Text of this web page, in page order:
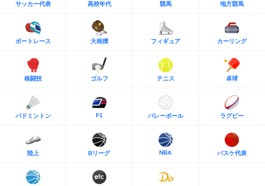
サッカー代表 高校年代 競馬 地方競馬
ボートレース 大相撲 フィギュア カーリング
格闘技 ゴルフ テニス 卓球
バドミントン F1 バレーボール ラグビー
陸上 Bリーグ NBA バスケ代表